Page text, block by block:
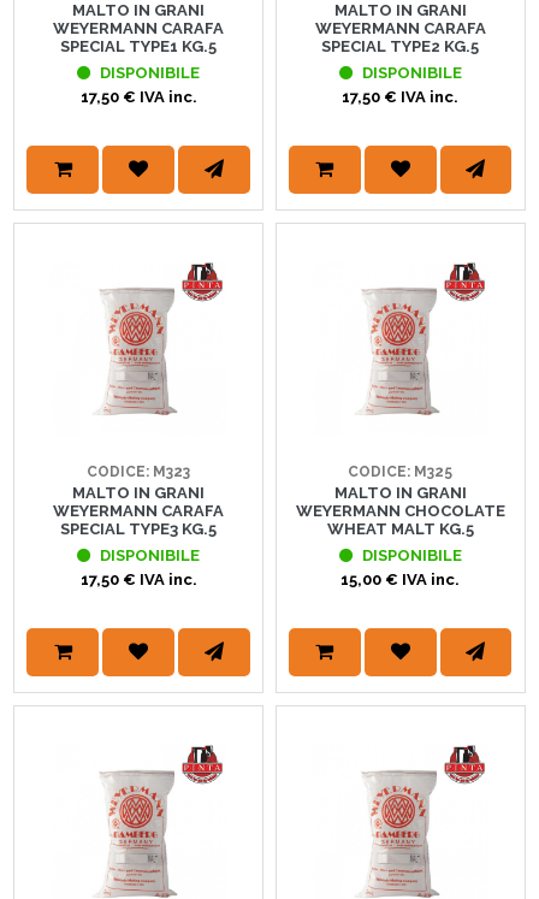
MALTO IN GRANI
WEYERMANN CARAFA
SPECIAL TYPE1 KG.5
DISPONIBILE
17,50 € IVA inc.
MALTO IN GRANI
WEYERMANN CARAFA
SPECIAL TYPE2 KG.5
DISPONIBILE
17,50 € IVA inc.
CODICE: M323
MALTO IN GRANI
WEYERMANN CARAFA
SPECIAL TYPE3 KG.5
DISPONIBILE
17,50 € IVA inc.
CODICE: M325
MALTO IN GRANI
WEYERMANN CHOCOLATE
WHEAT MALT KG.5
DISPONIBILE
15,00 € IVA inc.